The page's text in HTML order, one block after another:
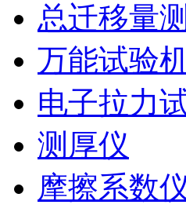
总迁移量
万能试验
电子拉力
测厚仪
摩擦系数